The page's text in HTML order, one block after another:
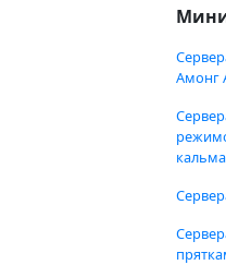
Амонг